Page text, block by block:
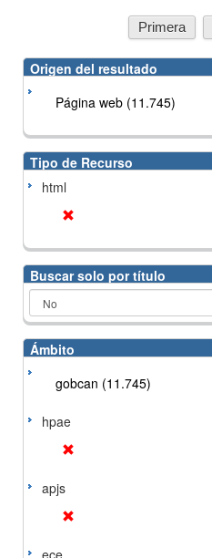
Primera
Origen del resultado
Página web (11.745)
Tipo de Recurso
html
Buscar solo por título
Ámbito
gobcan (11.745)
hpae
apjs
ece